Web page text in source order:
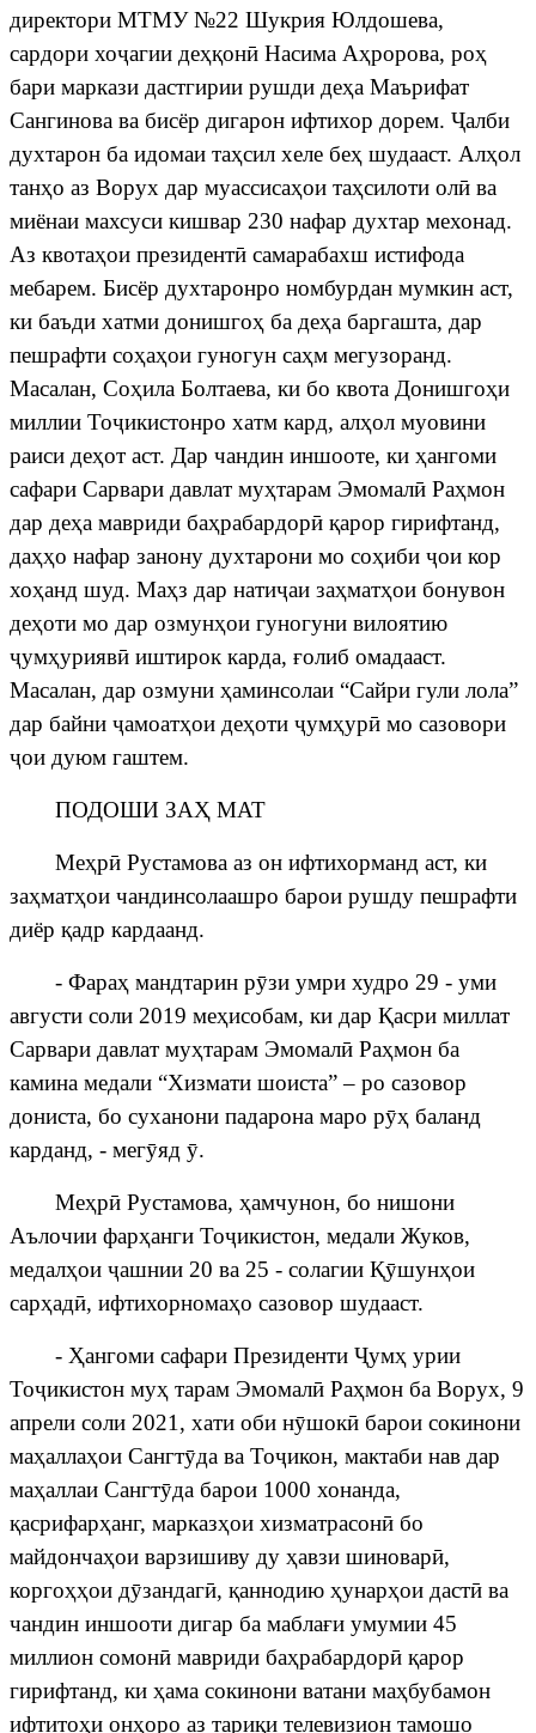
директори МТМУ №22 Шукрия Юлдошева,
сардори хоҷагии деҳқонӣ Насима Аҳророва, роҳ
бари маркази дастгирии рушди деҳа Маърифат
Сангинова ва бисёр дигарон ифтихор дорем. Ҷалби
духтарон ба идомаи таҳсил хеле беҳ шудааст. Алҳол
танҳо аз Ворух дар муассисаҳои таҳсилоти олӣ ва
миёнаи махсуси кишвар 230 нафар духтар мехонад.
Аз квотаҳои президентӣ самарабахш истифода
мебарем. Бисёр духтаронро номбурдан мумкин аст,
ки баъди хатми донишгоҳ ба деҳа баргашта, дар
пешрафти соҳаҳои гуногун саҳм мегузоранд.
Масалан, Соҳила Болтаева, ки бо квота Донишгоҳи
миллии Тоҷикистонро хатм кард, алҳол муовини
раиси деҳот аст. Дар чандин иншооте, ки ҳангоми
сафари Сарвари давлат муҳтарам Эмомалӣ Раҳмон
дар деҳа мавриди баҳрабардорӣ қарор гирифтанд,
даҳҳо нафар занону духтарони мо соҳиби ҷои кор
хоҳанд шуд. Маҳз дар натиҷаи заҳматҳои бонувон
деҳоти мо дар озмунҳои гуногуни вилоятию
ҷумҳуриявӣ иштирок карда, ғолиб омадааст.
Масалан, дар озмуни ҳаминсолаи “Сайри гули лола”
дар байни ҷамоатҳои деҳоти ҷумҳурӣ мо сазовори
ҷои дуюм гаштем.
ПОДОШИ ЗАҲ МАТ
МеҳрӣРустамова аз он ифтихорманд аст, ки
заҳматҳои чандинсолаашро барои рушду пешрафти
диёр қадр кардаанд.
- Фараҳ мандтарин рӯзи умри худро 29 - уми
августи соли 2019 меҳисобам, ки дар Қасри миллат
Сарвари давлат муҳтарам Эмомалӣ Раҳмон ба
камина медали “Хизмати шоиста” – ро сазовор
дониста, бо суханони падарона маро рӯҳ баланд
карданд, - мегӯяд ӯ.
МеҳрӣРустамова, ҳамчунон, бо нишони
Аълочии фарҳанги Тоҷикистон, медали Жуков,
медалҳои ҷашнии 20 ва 25 - солагии Қӯшунҳои
сарҳадӣ, ифтихорномаҳо сазовор шудааст.
- Ҳангоми сафари Президенти Ҷумҳ урии
Тоҷикистон муҳ тарам Эмомалӣ Раҳмон ба Ворух, 9
апрели соли 2021, хати оби нӯшокӣ барои сокинони
маҳаллаҳои Сангтӯда ва Тоҷикон, мактаби нав дар
маҳаллаи Сангтӯда барои 1000 хонанда,
қасрифарҳанг, марказҳои хизматрасонӣ бо
майдончаҳои варзишиву ду ҳавзи шиноварӣ,
коргоҳҳои дӯзандагӣ, қаннодию ҳунарҳои дастӣ ва
чандин иншооти дигар ба маблағи умумии 45
миллион сомонӣ мавриди баҳрабардорӣ қарор
гирифтанд, ки ҳама сокинони ватани маҳбубамон
ифтитоҳи онҳоро аз тариқи телевизион тамошо